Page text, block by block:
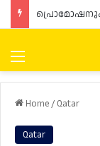
Menu
Home/ Qatar
Qatar